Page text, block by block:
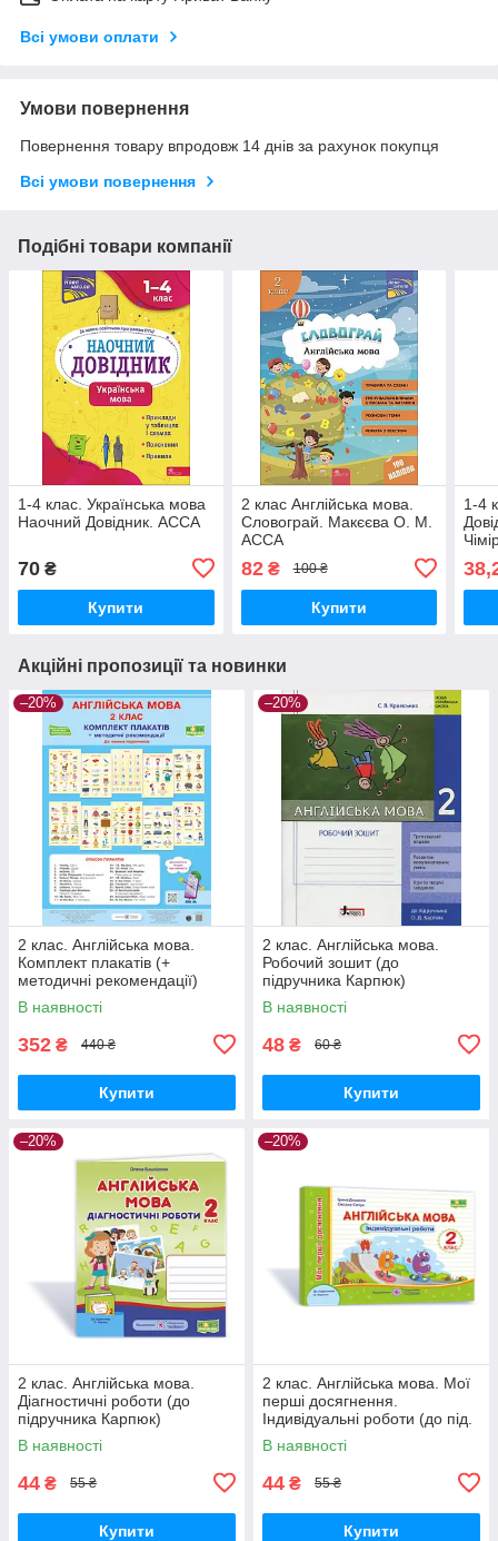
Всі умови оплати
Умови повернення
Повернення товару впродовж 14 днів за рахунок покупця
Всі умови повернення
Подібні товари компанії
1-4 клас. Українська мова
Наочний Довідник. АССА
70 ₴
Купити
2 клас Англійська мова.
Словограй. Макєєва О. М.
АССА
82₴ 100 ₴
Купити
1-4
Акційні пропозиції та новинки
–20%
2 клас. Англійська мова.
Комплект плакатів (+
методичні рекомендації)
Косован О. ПіП
В наявності
352 ₴ 440 ₴
Купити
–20%
2 клас. Англійська мова.
Робочий зошит (до
підручника Карпюк)
Крамських С. В. Літера
В наявності
48 ₴ 60 ₴
Купити
–20%
2 клас. Англійська мова.
Діагностичні роботи (до
підручника Карпюк)
Башкірова О. Підручники і
посібники
В наявності
44 ₴ 55 ₴
Купити
–20%
2 клас. Англійська мова. Мої
перші досягнення.
Індивідуальні роботи (до під.
Карпюк) Доценко І.Євчук О.
ПіП
В наявності
44 ₴ 55 ₴
Купити